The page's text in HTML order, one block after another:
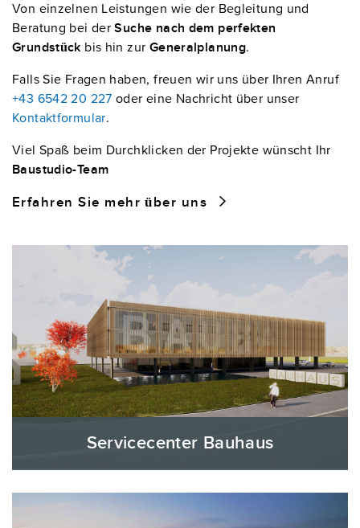
Von einzelnen Leistungen wie der Begleitung und
Beratung bei derSuche nach dem perfekten
Grundstück bis hin zur Generalplanung.
Falls Sie Fragen haben, freuen wir uns über Ihren Anruf
+43 6542 20 227 oder eine Nachricht über unser
Kontaktformular.
Viel Spaß beim Durchklicken der Projekte wünscht Ihr
Baustudio-Team
Erfahren Sie mehr über uns
Servicecenter Bauhaus